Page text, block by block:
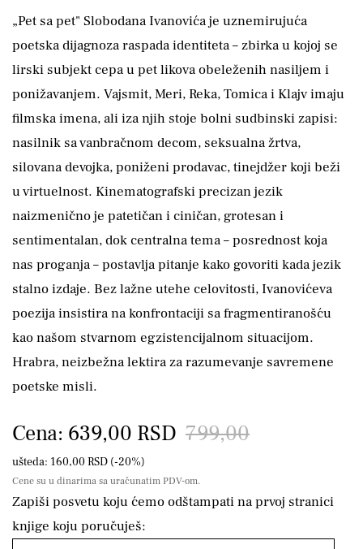
„Pet sa pet" Slobodana Ivanovića je uznemirujuća
poetska dijagnoza raspada identiteta – zbirka u kojoj se
lirski subjekt cepa u pet likova obeleženih nasiljem i
ponižavanjem. Vajsmit, Meri, Reka, Tomica i Klajv imaju
filmska imena, ali iza njih stoje bolni sudbinski zapisi:
nasilnik sa vanbračnom decom, seksualna žrtva,
silovana devojka, poniženi prodavac, tinejdžer koji beži
u virtuelnost. Kinematografski precizan jezik
naizmenično je patetičan i ciničan, grotesan i
sentimentalan, dok centralna tema – posrednost koja
nas proganja – postavlja pitanje kako govoriti kada jezik
stalno izdaje. Bez lažne utehe celovitosti, Ivanovićeva
poezija insistira na konfrontaciji sa fragmentiranošću
kao našom stvarnom egzistencijalnom situacijom.
Hrabra, neizbežna lektira za razumevanje savremene
poetske misli.
Cena: 639,00 RSD 799,00
ušteda: 160,00 RSD (-20%)
Cene su u dinarima sa uračunatim PDV-om.
Zapiši posvetu koju ćemo odštampati na prvoj stranici
knjige koju poručuješ: